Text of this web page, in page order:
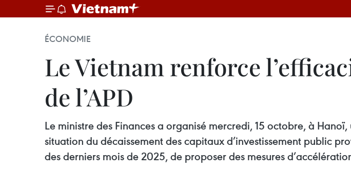
ÉCONOMIE
Le Vietnam renforce
de l’APD
Le ministre des Finances a organisé mercredi, 15 octobre, à
situation du décaissement des capitaux d’investissement public
des derniers mois de 2025, de proposer des mesures